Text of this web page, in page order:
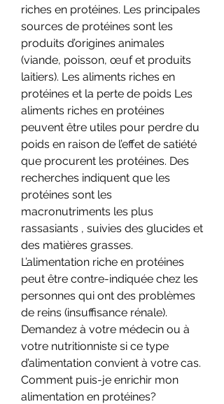
riches en protéines. Les principales
sources de protéines sont les
produits d’origines animales
(viande, poisson, œuf et produits
laitiers). Les aliments riches en
protéines et la perte de poids Les
aliments riches en protéines
peuvent être utiles pour perdre du
poids en raison de l’effet de satiété
que procurent les protéines. Des
recherches indiquent que les
protéines sont les
macronutriments les plus
rassasiants , suivies des glucides et
des matières grasses.
L’alimentation riche en protéines
peut être contre-indiquée chez les
personnes qui ont des problèmes
de reins (insuffisance rénale).
Demandez à votre médecin ou à
votre nutritionniste si ce type
d’alimentation convient à votre cas.
Comment puis-je enrichir mon
alimentation en protéines?